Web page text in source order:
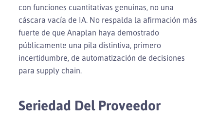
con funciones cuantitativas genuinas, no una
cáscara vacía de IA. No respalda la afirmación más
fuerte de que Anaplan haya demostrado
públicamente una pila distintiva, primero
incertidumbre, de automatización de decisiones
para supply chain.
Seriedad Del Proveedor